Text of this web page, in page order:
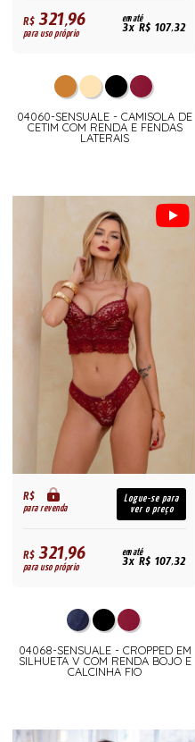
R$321,96
para uso próprio
em até
3x R$ 107,32
04060-SENSUALE - CAMISOLA DE
CETIM COM RENDA E FENDAS
LATERAIS
R$
para revenda
Logue-se para
ver o preço
R$321,96
para uso próprio
em até
3x R$ 107,32
04068-SENSUALE - CROPPED EM
SILHUETA V COM RENDA BOJO E
CALCINHA FIO